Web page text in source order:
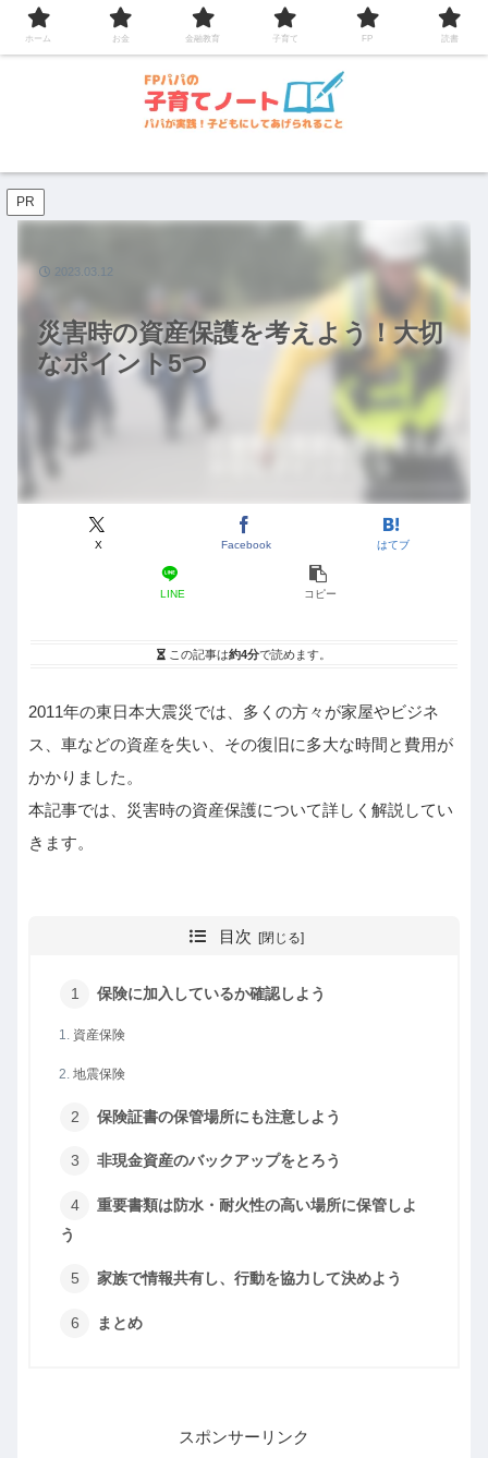
コンテンツへスキップ
PR
災害時の資産保護を考えよう！大切
なポイント5つ
X Facebook はてブ
LINE コピー
2023.03.12
この記事は約4分で読めます。
2011年の東日本大震災では、多くの方々が家屋やビジネ
ス、車などの資産を失い、その復旧に多大な時間と費用が
かかりました。
本記事では、災害時の資産保護について詳しく解説してい
きます。
目次
保険に加入しているか確認しよう
資産保険
地震保険
保険証書の保管場所にも注意しよう
非現金資産のバックアップをとろう
重要書類は防水・耐火性の高い場所に保管しよ
う
家族で情報共有し、行動を協力して決めよう
まとめ
スポンサーリンク
ホーム お金 金融教育 子育て FP 読書